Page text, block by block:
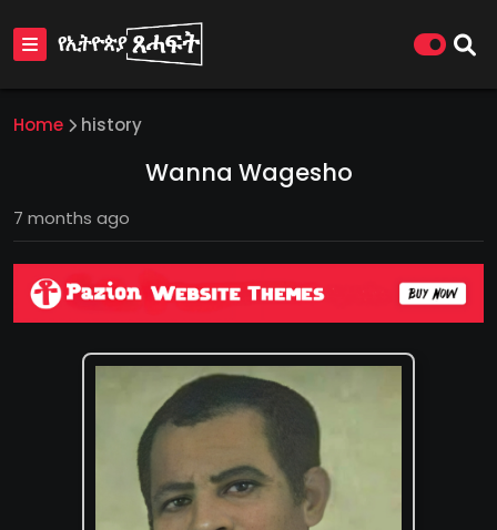
Home history
Wanna Wagesho
7 months ago